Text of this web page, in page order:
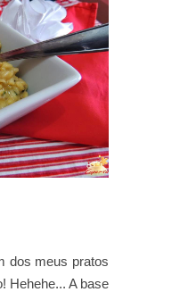
dos meus pratos
Hehehe... A base